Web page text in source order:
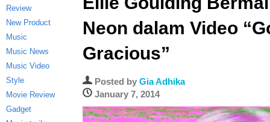
Review
New Product
Music
Music News
Music Video
Style
Movie Review
Gadget
Neon dalam Video
Gracious”
Posted by Gia Adhika
January 7, 2014